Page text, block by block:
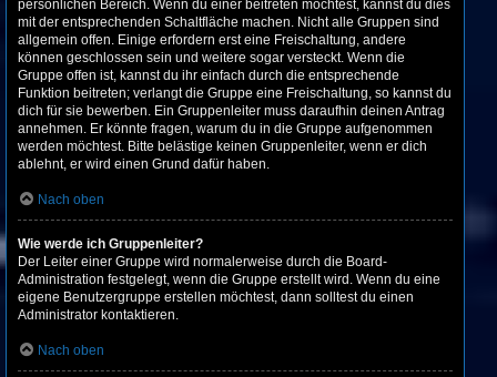
persönlichen Bereich. Wenn du einer beitreten möchtest, kannst du dies
mit der entsprechenden Schaltfläche machen. Nicht alle Gruppen sind
allgemein offen. Einige erfordern erst eine Freischaltung, andere
können geschlossen sein und weitere sogar versteckt. Wenn die
Gruppe offen ist, kannst du ihr einfach durch die entsprechende
Funktion beitreten; verlangt die Gruppe eine Freischaltung, so kannst du
dich für sie bewerben. Ein Gruppenleiter muss daraufhin deinen Antrag
annehmen. Er könnte fragen, warum du in die Gruppe aufgenommen
werden möchtest. Bitte belästige keinen Gruppenleiter, wenn er dich
ablehnt, er wird einen Grund dafür haben.
Nach oben
Wie werde ich Gruppenleiter?
Der Leiter einer Gruppe wird normalerweise durch die Board-
Administration festgelegt, wenn die Gruppe erstellt wird. Wenn du eine
eigene Benutzergruppe erstellen möchtest, dann solltest du einen
Administrator kontaktieren.
Nach oben